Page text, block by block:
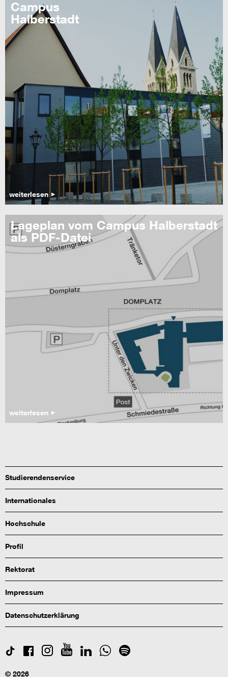
Campus
Halberstadt
weiterlesen
Lageplan vom Campus Halberstadt
als PDF-Datei
weiterlesen
Studierendenservice
Internationales
Hochschule
Profil
Rektorat
Impressum
Datenschutzerklärung
© 2026